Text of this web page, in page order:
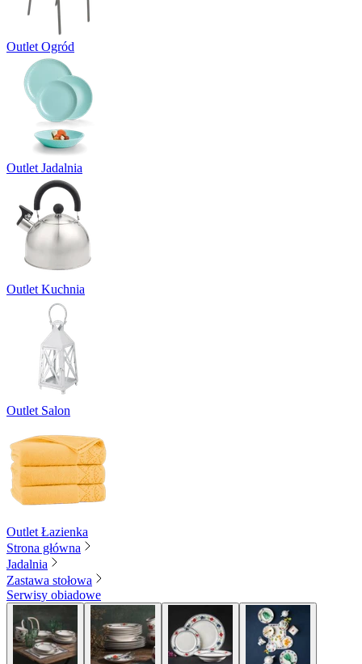
Outlet Ogród
Outlet Jadalnia
Outlet Kuchnia
Outlet Salon
Outlet Łazienka
Strona główna
Jadalnia
Zastawa stołowa
Serwisy obiadowe